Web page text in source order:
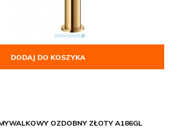
DODAJ DO KOSZYKA
OZDOBNY ZŁOTY A186GL